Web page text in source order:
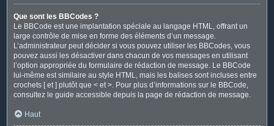
Que sont les BBCodes ?
Le BBCode est une implantation spéciale au langage HTML, offrant un
large contrôle de mise en forme des éléments d’un message.
L’administrateur peut décider si vous pouvez utiliser les BBCodes, vous
pouvez aussi les désactiver dans chacun de vos messages en utilisant
l’option appropriée du formulaire de rédaction de message. Le BBCode
lui-même est similaire au style HTML, mais les balises sont incluses entre
crochets [ et ] plutôt que < et >. Pour plus d’informations sur le BBCode,
consultez le guide accessible depuis la page de rédaction de message.
Haut